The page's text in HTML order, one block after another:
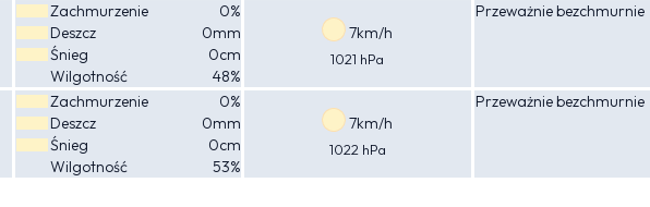
Zachmurzenie
0%
Deszcz
0mm
Śnieg
0cm
Wilgotność
48%
7km/h
1021 hPa
Przeważnie bezchmurnie
Zachmurzenie
0%
Deszcz
0mm
Śnieg
0cm
Wilgotność
53%
7km/h
1022 hPa
Przeważnie bezchmurnie